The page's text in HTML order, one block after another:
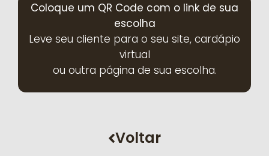
Coloque um QR Code com o link de sua
escolha
Leve seu cliente para o seu site, cardápio
virtual
ou outra página de sua escolha.
Voltar